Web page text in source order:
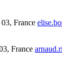
France
France